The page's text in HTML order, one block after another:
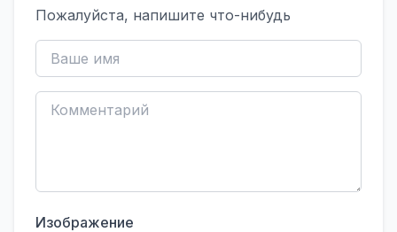
Пожалуйста, напишите что-нибудь
Изображение